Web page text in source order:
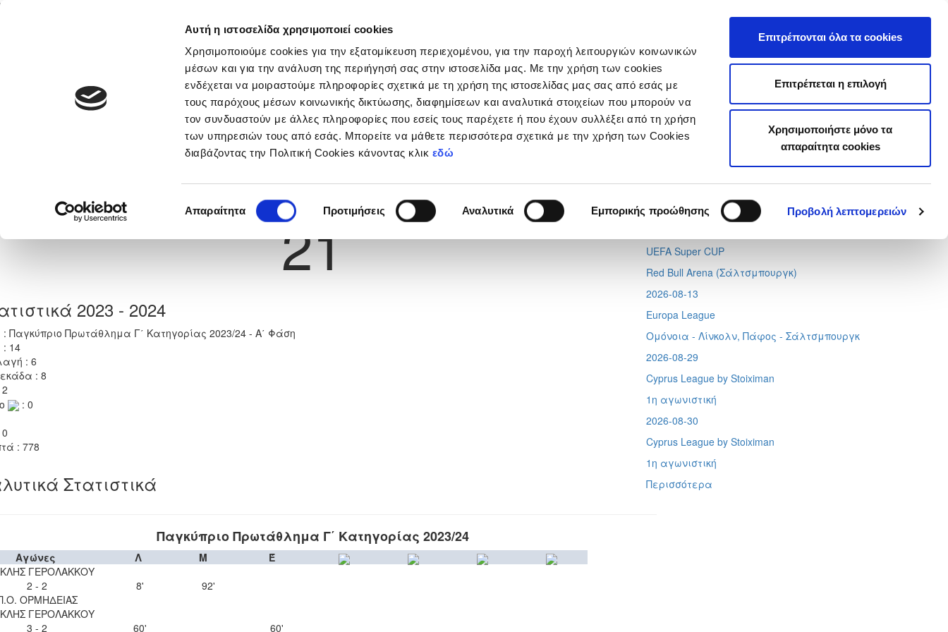
Αυτή η ιστοσελίδα χρησιμοποιεί cookies
Χρησιμοποιούμε cookies για την εξατομίκευση περιεχομένου, για την παροχή λειτουργιών κοινωνικών
μέσων και για την ανάλυση της περιήγησή σας στην ιστοσελίδα μας. Με την χρήση των cookies
ενδέχεται να μοιραστούμε πληροφορίες σχετικά με τη χρήση της ιστοσελίδας μας σας από εσάς με
τους παρόχους μέσων κοινωνικής δικτύωσης, διαφημίσεων και αναλυτικά στοιχείων που μπορούν να
τον συνδυαστούν με άλλες πληροφορίες που εσείς τους παρέχετε ή που έχουν συλλέξει από τη χρήση
των υπηρεσιών τους από εσάς. Μπορείτε να μάθετε περισσότερα σχετικά με την χρήση των Cookies
διαβάζοντας την Πολιτική Cookies κάνοντας κλικ εδώ
συγκατάθεσης
Απαραίτητα Προτιμήσεις Αναλυτικά Εμπορικής προώθησης Προβολή λεπτομερειών
Επιτρέπονται όλα τα cookies
Επιτρέπεται η επιλογή
Χρησιμοποιήστε μόνο τα
απαραίτητα cookies
Νέα & Πληροφορίες Εθνικές Ομάδες Διοργανώσεις
Previous Next
ΣΤΕΦΑΝΟΣ ΔΗΜΟΣΘΕΝΟΥΣ
Νούμερο Φανέλας
21
2023 - 2024
: Παγκύπριο Πρωτάθλημα Γ΄ Κατηγορίας 2023/24 - Α΄ Φάση
: 14
: 6
: 8
: 0
: 778
Στατιστικά
Παγκύπριο Πρωτάθλημα Γ΄ Κατηγορίας 2023/24
Αγώνες Λ Μ
Έ
ΓΕΡΟΛΑΚΚΟΥ
2 - 2
ΟΡΜΗΔΕΙΑΣ
8'
92'
ΓΕΡΟΛΑΚΚΟΥ
3 - 2
60' 60'
Tweets by CyprusFA
Προσεχή γεγονότα
Conference League
Απόλλων - Μπραν
UEFA Super CUP
Red Bull Arena (Σάλτσμπουργκ)
2026-08-13
Europa League
Ομόνοια - Λίνκολν, Πάφος - Σάλτσμπουργκ
2026-08-29
Cyprus League by Stoiximan
1η αγωνιστική
2026-08-30
Cyprus League by Stoiximan
1η αγωνιστική
Περισσότερα